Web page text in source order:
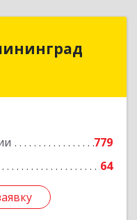
779
64
Калининград г,